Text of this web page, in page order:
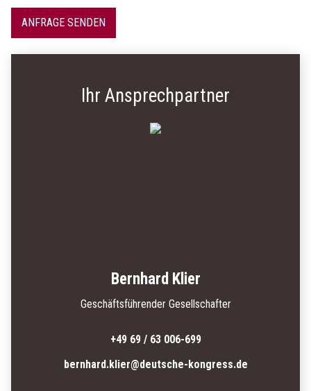
Ihr Ansprechpartner
Bernhard Klier
Geschäftsführender Gesellschafter
+49 69 / 63 006-699
bernhard.klier@deutsche-kongress.de